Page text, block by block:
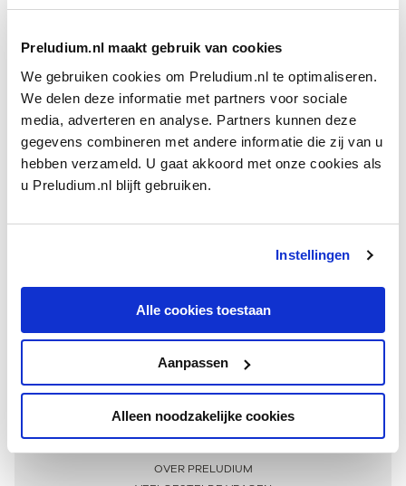
Preludium.nl maakt gebruik van cookies
We gebruiken cookies om Preludium.nl te optimaliseren.
We delen deze informatie met partners voor sociale
media, adverteren en analyse. Partners kunnen deze
gegevens combineren met andere informatie die zij van u
hebben verzameld. U gaat akkoord met onze cookies als
u Preludium.nl blijft gebruiken.
Instellingen
Alle cookies toestaan
Aanpassen
Alleen noodzakelijke cookies
Meer informatie
OVER PRELUDIUM